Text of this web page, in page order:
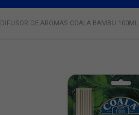
DIFUSOR DE AROMAS COALA BAMBU 100ML